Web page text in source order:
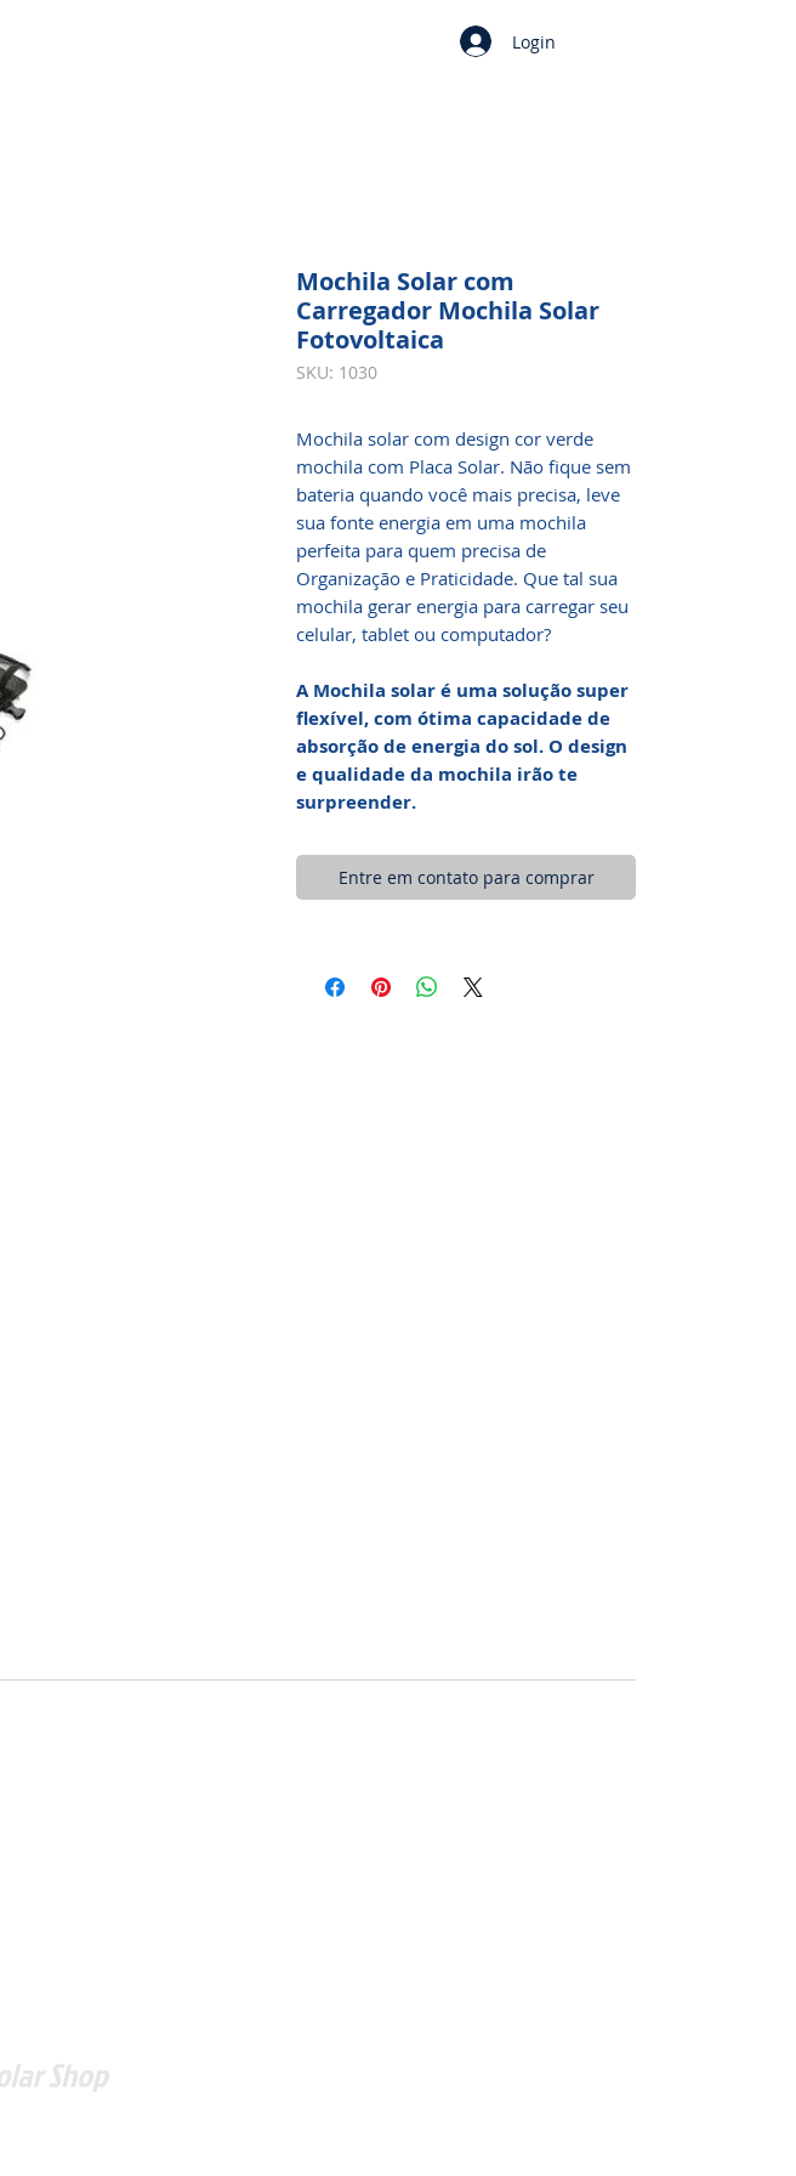
Login
Mochila Solar com
Carregador Mochila Solar
Fotovoltaica
SKU: 1030
Mochila solar com design cor verde
mochila com Placa Solar. Não fique sem
bateria quando você mais precisa, leve
sua fonte energia em uma mochila
perfeita para quem precisa de
Organização e Praticidade. Que tal sua
mochila gerar energia para carregar seu
celular, tablet ou computador?
A Mochila solar é uma solução super
flexível, com ótima capacidade de
absorção de energia do sol. O design
e qualidade da mochila irão te
surpreender.
Entre em contato para comprar